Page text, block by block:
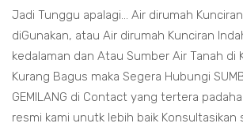
Jadi Tunggu apalagi... Air dirumah
diGunakan, atau Air dirumah Kunciran
kedalaman dan Atau Sumber Air Tanah di
Kurang Bagus maka Segera Hubungi
GEMILANG di Contact yang tertera
resmi kami unutk lebih baik Konsultasikan